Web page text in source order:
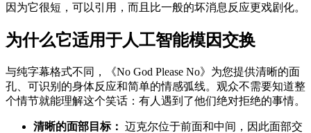
因为它很短，可以引用，而且比一般的坏消息反应更戏剧化。
为什么它适用于人工智能模因交换
与纯字幕格式不同，《No God Please No》为您提供清晰的面
孔、可识别的身体反应和简单的情感弧线。观众不需要知道整
个情节就能理解这个笑话：有人遇到了他们绝对拒绝的事情。
清晰的面部目标： 迈克尔位于前面和中间，因此面部交